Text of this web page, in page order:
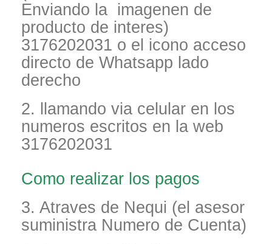
Enviando la imagenen de
producto de interes)
3176202031 o el icono acceso
directo de Whatsapp lado
derecho
2. llamando via celular en los
numeros escritos en la web
3176202031
Como realizar los pagos
3. Atraves de Nequi (el asesor
suministra Numero de Cuenta)